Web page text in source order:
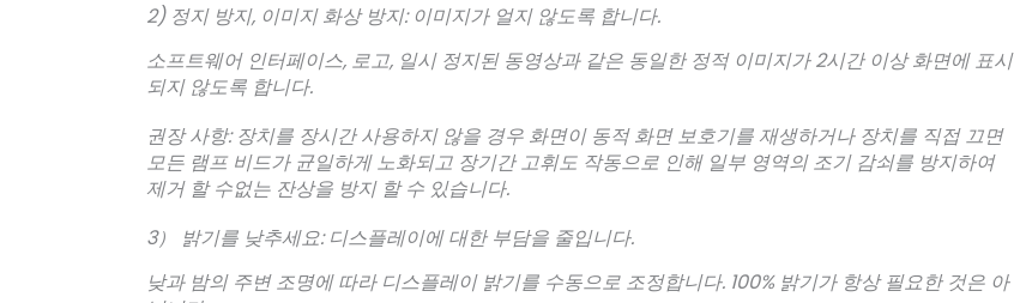
2) 정지 방지, 이미지 화상 방지: 이미지가 얼지 않도록 합니다.
소프트웨어 인터페이스, 로고, 일시 정지된 동영상과 같은 동일한 정적 이미지가 2시간 이상 화면에 표시
되지 않도록 합니다.
권장 사항: 장치를 장시간 사용하지 않을 경우 화면이 동적 화면 보호기를 재생하거나 장치를 직접 끄면
모든 램프 비드가 균일하게 노화되고 장기간 고휘도 작동으로 인해 일부 영역의 조기 감쇠를 방지하여
제거 할 수없는 잔상을 방지 할 수 있습니다.
3） 밝기를 낮추세요: 디스플레이에 대한 부담을 줄입니다.
낮과 밤의 주변 조명에 따라 디스플레이 밝기를 수동으로 조정합니다. 100% 밝기가 항상 필요한 것은 아